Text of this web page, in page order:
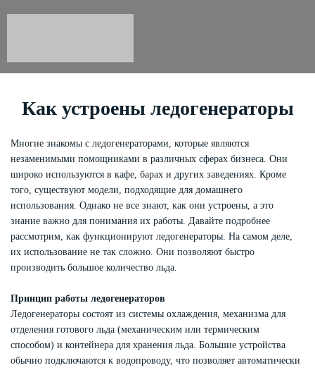
Как устроены ледогенераторы
Многие знакомы с ледогенераторами, которые являются
незаменимыми помощниками в различных сферах бизнеса. Они
широко используются в кафе, барах и других заведениях. Кроме
того, существуют модели, подходящие для домашнего
использования. Однако не все знают, как они устроены, а это
знание важно для понимания их работы. Давайте подробнее
рассмотрим, как функционируют ледогенераторы. На самом деле,
их использование не так сложно. Они позволяют быстро
производить большое количество льда.
Принцип работы ледогенераторов
Ледогенераторы состоят из системы охлаждения, механизма для
отделения готового льда (механическим или термическим
способом) и контейнера для хранения льда. Большие устройства
обычно подключаются к водопроводу, что позволяет автоматически